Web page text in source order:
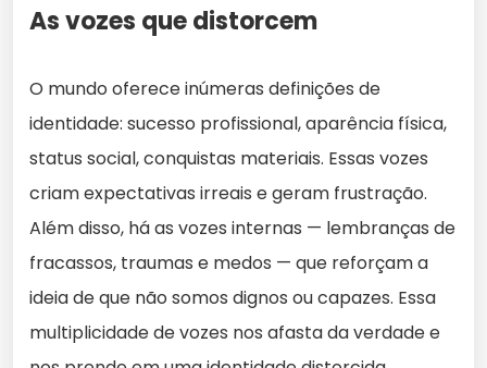
As vozes que distorcem
O mundo oferece inúmeras definições de
identidade: sucesso profissional, aparência física,
status social, conquistas materiais. Essas vozes
criam expectativas irreais e geram frustração.
Além disso, há as vozes internas — lembranças de
fracassos, traumas e medos — que reforçam a
ideia de que não somos dignos ou capazes. Essa
multiplicidade de vozes nos afasta da verdade e